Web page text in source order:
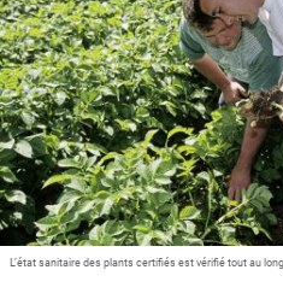
Abonnez-vous
L’état sanitaire des plants certifiés est vérifié tout au